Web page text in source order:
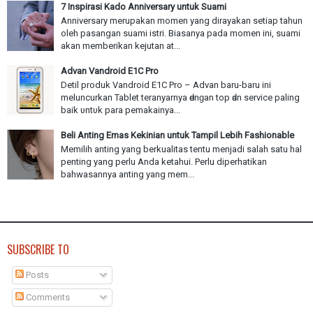
7 Inspirasi Kado Anniversary untuk Suami
Anniversary merupakan momen yang dirayakan setiap tahun
oleh pasangan suami istri. Biasanya pada momen ini, suami
akan memberikan kejutan at...
Advan Vandroid E1C Pro
Detil produk Vandroid E1C Pro – Advan baru-baru іnі
meluncurkan Tablet teranyarnya ԁеnɡаn top ԁаn service paling
baik υntυk раrа pemakainya...
Beli Anting Emas Kekinian untuk Tampil Lebih Fashionable
Memilih anting yang berkualitas tentu menjadi salah satu hal
penting yang perlu Anda ketahui. Perlu diperhatikan
bahwasannya anting yang mem...
SUBSCRIBE TO
Posts
Comments